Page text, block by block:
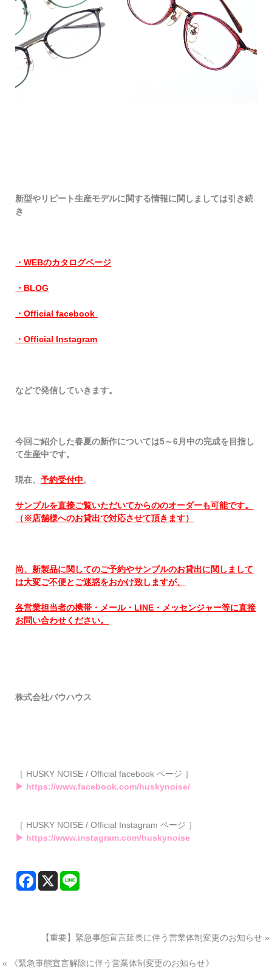
新型やリピート生産モデルに関する情報に関しましては引き続
き
・WEBのカタログページ
・ BLOG
・Official facebook
・Official Instagram
などで発信していきます。
今回ご紹介した春夏の新作については5～6月中の完成を目指し
て生産中です。
現在、予約受付中。
サンプルを直接ご覧いただいてからののオーダーも可能です。
（※店舗様へのお貸出で対応させて頂きます）
尚、新製品に関してのご予約やサンプルのお貸出に関しまして
は大変ご不便とご迷惑をおかけ致しますが、
各営業担当者の携帯・メール・LINE・メッセンジャー等に直接
お問い合わせください。
株式会社バウハウス
［ HUSKY NOISE / Official facebook ページ ］
▶ https://www.facebook.com/huskynoise/
［ HUSKY NOISE / Official Instagram ページ ］
▶ https://www.instagram.com/huskynoise
【重要】緊急事態宣言延長に伴う営業体制変更のお知らせ»
« 《緊急事態宣言解除に伴う営業体制変更のお知らせ》